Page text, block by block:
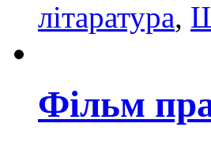
літаратура,
Фільм